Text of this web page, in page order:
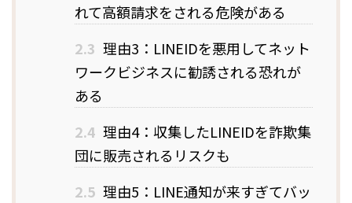
れて高額請求をされる危険がある
2.3 理由3：LINEIDを悪用してネット
ワークビジネスに勧誘される恐れが
ある
2.4 理由4：収集したLINEIDを詐欺集
団に販売されるリスクも
2.5 理由5：LINE通知が来すぎてバッ